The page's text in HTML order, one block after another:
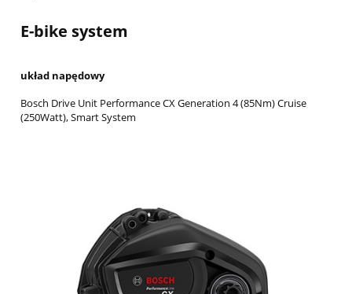
E-bike system
układ napędowy
Bosch Drive Unit Performance CX Generation 4 (85Nm) Cruise
(250Watt), Smart System